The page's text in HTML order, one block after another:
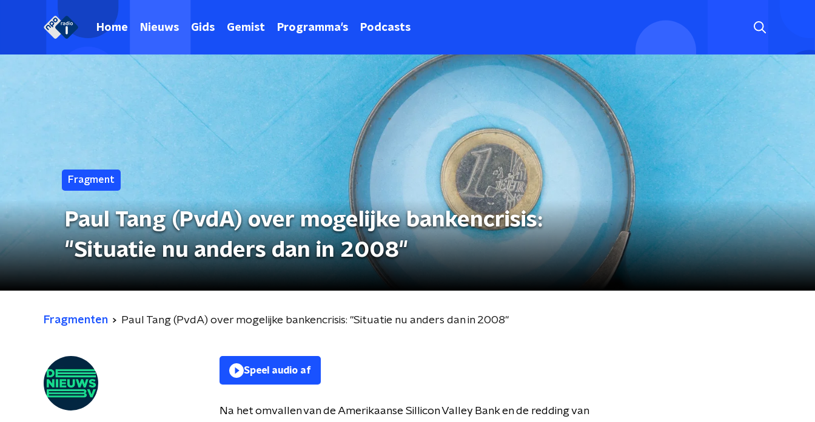
Home Nieuws Gids Gemist Programma's Podcasts
Fragment
Paul Tang (PvdA) over mogelijke bankencrisis:
"Situatie nu anders dan in 2008"
Fragmenten Paul Tang (PvdA) over mogelijke bankencrisis: "Situatie nu anders dan in 2008"
Speel audio af
Na het omvallen van de Amerikaanse Sillicon Valley Bank en de redding van